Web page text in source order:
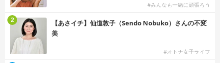
#みんなも一緒に頑張ろう
【あさイチ】仙道敦子（Sendo Nobuko）さんの不変
美
#オトナ女子ライフ
2